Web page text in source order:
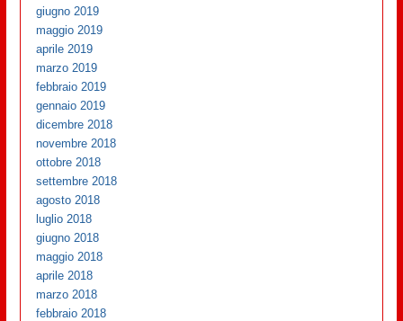
giugno 2019
maggio 2019
aprile 2019
marzo 2019
febbraio 2019
gennaio 2019
dicembre 2018
novembre 2018
ottobre 2018
settembre 2018
agosto 2018
luglio 2018
giugno 2018
maggio 2018
aprile 2018
marzo 2018
febbraio 2018